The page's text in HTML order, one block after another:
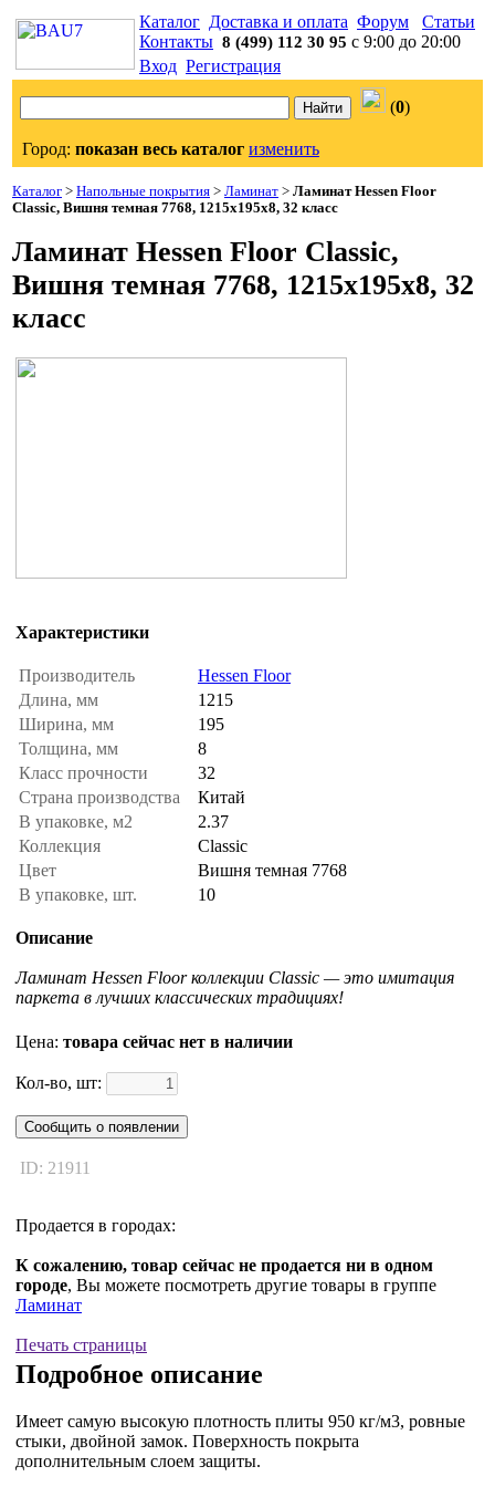
Каталог Доставка и оплата Форум
Статьи
Контакты 8 (499) 112 30 95 с 9:00 до 20:00
Вход Регистрация
(0)
Город: показан весь каталог изменить
Каталог > Напольные покрытия > Ламинат > Ламинат Hessen Floor
Classic, Вишня темная 7768, 1215x195x8, 32 класс
Ламинат Hessen Floor Classic,
Вишня темная 7768, 1215x195x8, 32
класс
Характеристики
Производитель
Hessen Floor
Длина, мм
1215
Ширина, мм
195
Толщина, мм
8
Класс прочности
32
Страна производства
Китай
В упаковке, м2
2.37
Коллекция
Classic
Цвет
Вишня темная 7768
В упаковке, шт.
10
Описание
Ламинат Hessen Floor коллекции Classic — это имитация
паркета в лучших классических традициях!
Цена: товара сейчас нет в наличии
Кол-во, шт:
Сообщить о появлении
ID: 21911
Продается в городах:
К сожалению, товар сейчас не продается ни в одном
городе, Вы можете посмотреть другие товары в группе
Ламинат
Печать страницы
Подробное описание
Имеет самую высокую плотность плиты 950 кг/м3, ровные
стыки, двойной замок. Поверхность покрыта
дополнительным слоем защиты.